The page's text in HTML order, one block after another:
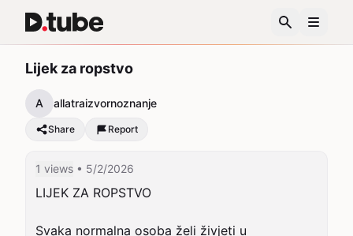
Lijek za ropstvo
A allatraizvornoznanje
Share Report
1 views • 5/2/2026
LIJEK ZA ROPSTVO
Svaka normalna osoba želi živjeti u